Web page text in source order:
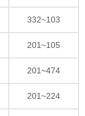
332~103
201~105
201~474
201~224